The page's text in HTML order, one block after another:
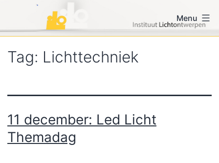
de
inhoud
iLo voor vormgevers en
lichtontwerpers
Menu
Tag: Lichttechniek
11 december: Led Licht
Themadag